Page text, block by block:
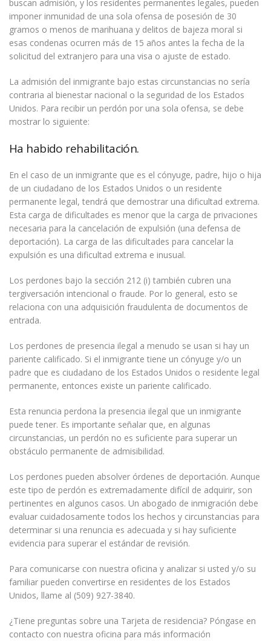
buscan admisión, y los residentes permanentes legales, pueden
imponer inmunidad de una sola ofensa de posesión de 30
gramos o menos de marihuana y delitos de bajeza moral si
esas condenas ocurren más de 15 años antes la fecha de la
solicitud del extranjero para una visa o ajuste de estado.
La admisión del inmigrante bajo estas circunstancias no sería
contraria al bienestar nacional o la seguridad de los Estados
Unidos. Para recibir un perdón por una sola ofensa, se debe
mostrar lo siguiente:
Ha habido rehabilitación.
En el caso de un inmigrante que es el cónyuge, padre, hijo o hija
de un ciudadano de los Estados Unidos o un residente
permanente legal, tendrá que demostrar una dificultad extrema.
Esta carga de dificultades es menor que la carga de privaciones
necesaria para la cancelación de expulsión (una defensa de
deportación). La carga de las dificultades para cancelar la
expulsión es una dificultad extrema e inusual.
Los perdones bajo la sección 212 (i) también cubren una
tergiversación intencional o fraude. Por lo general, esto se
relaciona con una adquisición fraudulenta de documentos de
entrada.
Los perdones de presencia ilegal a menudo se usan si hay un
pariente calificado. Si el inmigrante tiene un cónyuge y/o un
padre que es ciudadano de los Estados Unidos o residente legal
permanente, entonces existe un pariente calificado.
Esta renuncia perdona la presencia ilegal que un inmigrante
puede tener. Es importante señalar que, en algunas
circunstancias, un perdón no es suficiente para superar un
obstáculo permanente de admisibilidad.
Los perdones pueden absolver órdenes de deportación. Aunque
este tipo de perdón es extremadamente difícil de adquirir, son
pertinentes en algunos casos. Un abogado de inmigración debe
evaluar cuidadosamente todos los hechos y circunstancias para
determinar si una renuncia es adecuada y si hay suficiente
evidencia para superar el estándar de revisión.
Para comunicarse con nuestra oficina y analizar si usted y/o su
familiar pueden convertirse en residentes de los Estados
Unidos, llame al (509) 927-3840.
¿Tiene preguntas sobre una Tarjeta de residencia? Póngase en
contacto con nuestra oficina para más información